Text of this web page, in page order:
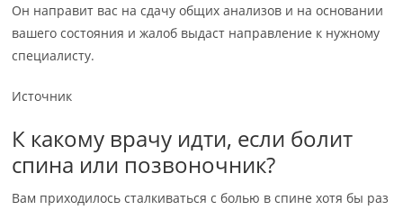
Он направит вас на сдачу общих анализов и на основании
вашего состояния и жалоб выдаст направление к нужному
специалисту.
Источник
К какому врачу идти, если болит
спина или позвоночник?
Вам приходилось сталкиваться с болью в спине хотя бы раз